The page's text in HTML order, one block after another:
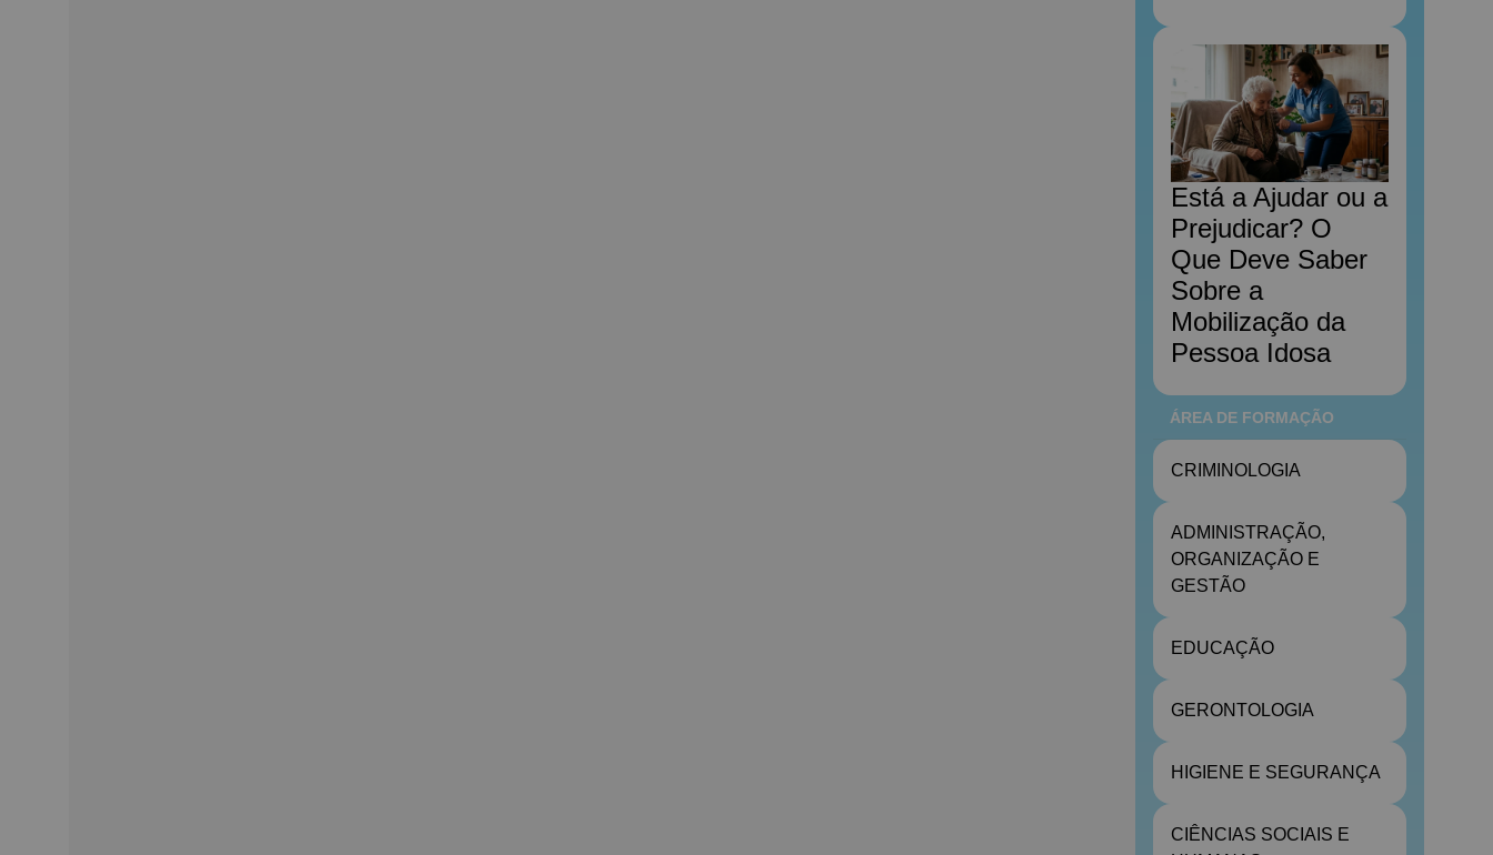
Está a Ajudar ou a
Prejudicar? O
Que Deve Saber
Sobre a
Mobilização da
Pessoa Idosa
ÁREA DE FORMAÇÃO
CRIMINOLOGIA
ADMINISTRAÇÃO,
ORGANIZAÇÃO E
GESTÃO
EDUCAÇÃO
GERONTOLOGIA
HIGIENE E SEGURANÇA
CIÊNCIAS SOCIAIS E